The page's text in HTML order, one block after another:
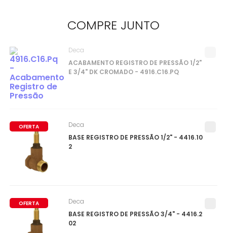
COMPRE JUNTO
ACABAMENTO REGISTRO DE PRESSÃO 1/2"
E 3/4" DK CROMADO - 4916.C16.PQ
Deca
OFERTA
BASE REGISTRO DE PRESSÃO 1/2" - 4416.10
2
Deca
OFERTA
BASE REGISTRO DE PRESSÃO 3/4" - 4416.2
02
Deca